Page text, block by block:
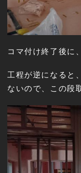
コマ付け終了後に
工程が逆になると
ないので、この段